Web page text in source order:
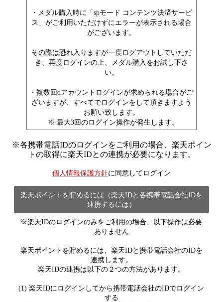
・メダル購入時に「spモード コンテンツ決済サービ
ス」がご利用いただけずにエラーが表示される場合
がございます。
その際は恐れ入りますが一度ログアウトしていただ
き、再度ログインの上、メダル購入をお試し下さ
い。
・複数回dアカウントログインが求められる場合がご
ざいますが、すべてでログインをして頂きますよう
お願い致します。
※ 最大3回のログイン操作が発生します。
※各携帯電話IDのログインをご利用の場合、楽天ポイン
トの取得に楽天IDとの連携が必要になります。
個人情報保護方針に同意してログイン
楽天ポイントを貯めるには（楽天IDと各携帯電話会社IDを
連携するには）
※楽天IDのログインのみをご利用の場合、以下操作は必要
ありません
楽天ポイントを貯めるには、楽天IDと携帯電話会社のIDを
連携します。
楽天IDの連携は以下の２つの方法があります。
(1) 楽天IDにログインしてから携帯電話会社のIDでログイン
する